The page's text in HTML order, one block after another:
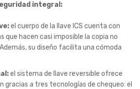
integral:
el cuerpo de la llave ICS cuenta con
que hacen casi imposible la copia no
su diseño facilita una cómoda
el sistema de llave reversible ofrece
gracias a tres tecnologías de chequeo: el